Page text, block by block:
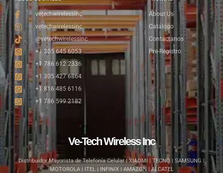
vetechwirelessinc
vetechwirelessinc
@vetechwirelessinc
+1 305 645 6053
+1 786 612 2336
+1 305 427 6864
+1 816 485 6116
+1 786 599 2182
About Us
Catálogo
Contactanos
Pre-Registro
Ve-Tech Wireless Inc
Distribuidor Mayorista de Telefonía Celular | XIAOMI | TECNO | SAMSUNG |
MOTOROLA | ITEL | INFINIX | AMAZON | ALCATEL